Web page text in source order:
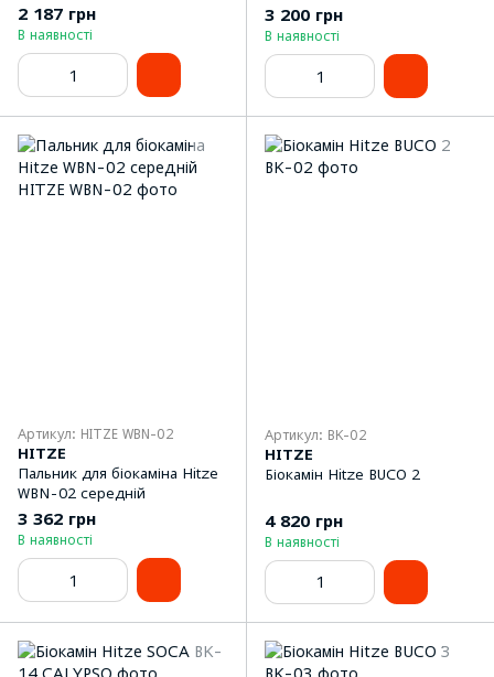
2 187 грн
В наявності
3 200 грн
В наявності
Артикул: HITZE WBN-02
HITZE
Пальник для біокаміна Hitze
WBN-02 середній
3 362 грн
В наявності
Артикул: BK-02
HITZE
Біокамін Hitze BUCO 2
4 820 грн
В наявності